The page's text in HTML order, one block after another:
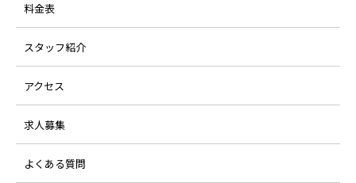
料金表
スタッフ紹介
アクセス
求人募集
よくある質問